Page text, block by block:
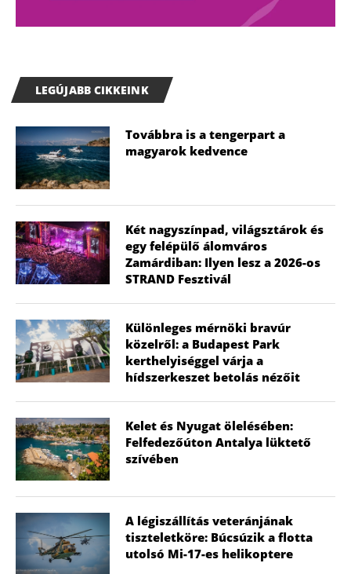
LEGÚJABB CIKKEINK
Továbbra is a tengerpart a
magyarok kedvence
Két nagyszínpad, világsztárok és
egy felépülő álomváros
Zamárdiban: Ilyen lesz a 2026-os
STRAND Fesztivál
Különleges mérnöki bravúr
közelről: a Budapest Park
kerthelyiséggel várja a
hídszerkeszet betolás nézőit
Kelet és Nyugat ölelésében:
Felfedezőúton Antalya lüktető
szívében
A légiszállítás veteránjának
tiszteletköre: Búcsúzik a flotta
utolsó Mi-17-es helikoptere